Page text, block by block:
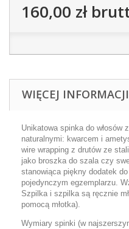
160,00 zł
WIĘCEJ INFORMACJI
Unikatowa spinka do włosów
naturalnymi: kwarcem i
wire wrapping z drutów ze
jako broszka do szala czy
stanowiąca piękny dodatek
pojedynczym egzemplarzu.
Szpilka i szpilka są ręcznie
pomocą młotka).
Wymiary spinki (w